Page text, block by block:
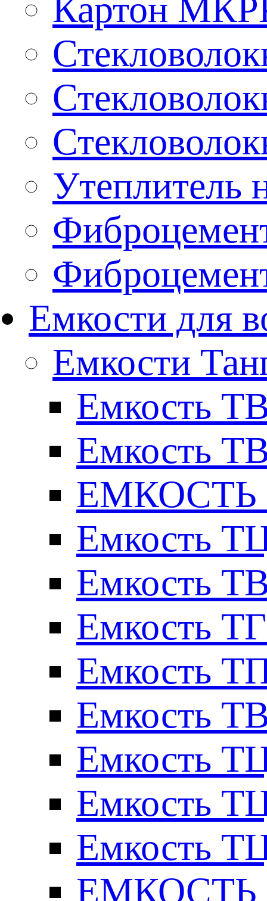
Картон
Утеплитель
Емкости для
Емкости
Емкость
Емкость
ЕМКОСТЬ
Емкость
Емкость
Емкость
Емкость
Емкость
Емкость
Емкость
Емкость
ЕМКОСТЬ